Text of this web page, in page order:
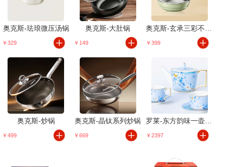
奥克斯-珐琅微压汤锅
￥329
奥克斯-大肚锅
￥149 ￥399
奥克斯-炒锅
￥499
奥克斯-晶钛系列炒锅
￥669
罗莱-东方韵味一壶双杯碟礼盒
￥2397